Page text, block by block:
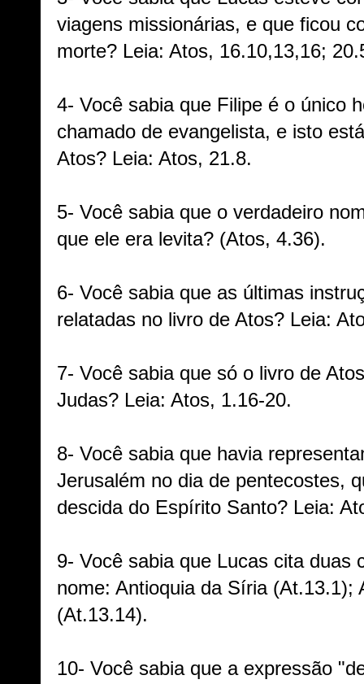
viagens missionárias, e que ficou
morte? Leia: Atos, 16.10,13,16;
4- Você sabia que Filipe é o único
chamado de evangelista, e isto
Atos? Leia: Atos, 21.8.
5- Você sabia que o verdadeiro
que ele era levita? (Atos, 4.36).
6- Você sabia que as últimas
relatadas no livro de Atos? Leia:
7- Você sabia que só o livro de
Judas? Leia: Atos, 1.16-20.
8- Você sabia que havia
Jerusalém no dia de pentecostes,
descida do Espírito Santo? Leia:
9- Você sabia que Lucas cita duas
nome: Antioquia da Síria (At.13.1);
(At.13.14).
10- Você sabia que a expressão